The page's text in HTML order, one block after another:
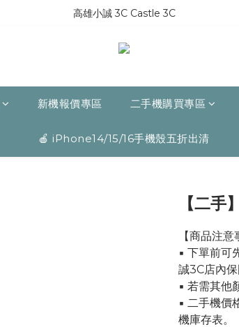
高雄小誠 3C Castle 3C
新機報價專區 二手機購買專區
🍎 iPhone14/15/16手機殼五折出清
【二
【商品注意
▪ 下單前可
誠3C店內
▪ 若需其他
▪ 二手機價
機庫存表。